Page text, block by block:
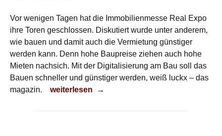
Vor wenigen Tagen hat die Immobilienmesse Real Expo
ihre Toren geschlossen. Diskutiert wurde unter anderem,
wie bauen und damit auch die Vermietung günstiger
werden kann. Denn hohe Baupreise ziehen auch hohe
Mieten nachsich. Mit der Digitalisierung am Bau soll das
Bauen schneller und günstiger werden, weiß luckx – das
magazin.
Günstiger bauen
weiterlesen →